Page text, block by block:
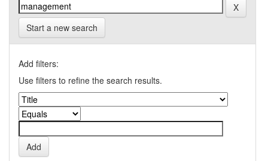
Start a new search
Add filters:
Use filters to refine the search results.